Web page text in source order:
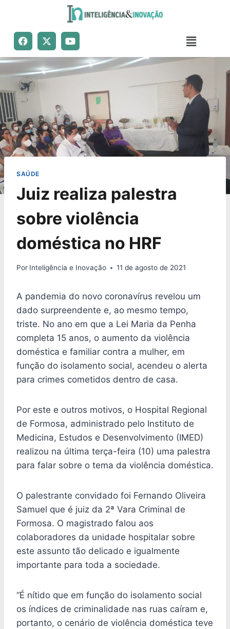
SAÚDE
Juiz realiza palestra
sobre violência
doméstica no HRF
Por Inteligência e Inovação 11 de agosto de 2021
A pandemia do novo coronavírus revelou um
dado surpreendente e, ao mesmo tempo,
triste. No ano em que a Lei Maria da Penha
completa 15 anos, o aumento da violência
doméstica e familiar contra a mulher, em
função do isolamento social, acendeu o alerta
para crimes cometidos dentro de casa.
Por este e outros motivos, o Hospital Regional
de Formosa, administrado pelo Instituto de
Medicina, Estudos e Desenvolvimento (IMED)
realizou na última terça-feira (10) uma palestra
para falar sobre o tema da violência doméstica.
O palestrante convidado foi Fernando Oliveira
Samuel que é juiz da 2ª Vara Criminal de
Formosa. O magistrado falou aos
colaboradores da unidade hospitalar sobre
este assunto tão delicado e igualmente
importante para toda a sociedade.
“É nítido que em função do isolamento social
os índices de criminalidade nas ruas caíram e,
portanto, o cenário de violência doméstica teve